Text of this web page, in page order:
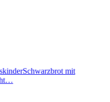
Schwarzbrot mit